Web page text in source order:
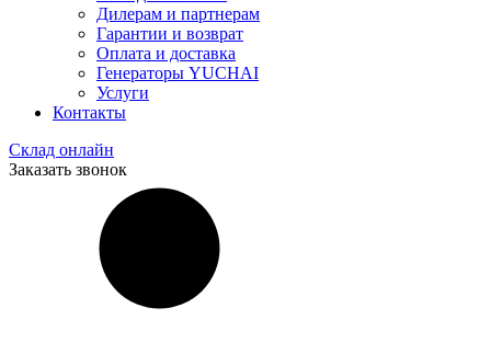
Дилерам и партнерам
Гарантии и возврат
Оплата и доставка
Генераторы YUCHAI
Услуги
Контакты
Склад онлайн
Заказать звонок